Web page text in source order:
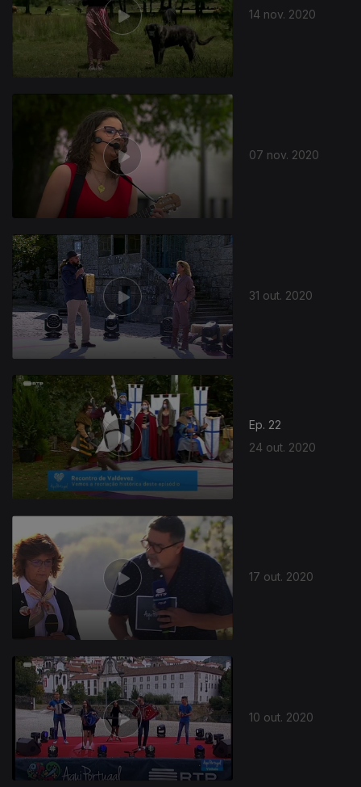
14 nov. 2020
07 nov. 2020
31 out. 2020
Ep. 22
24 out. 2020
514792
17 out. 2020
10 out. 2020